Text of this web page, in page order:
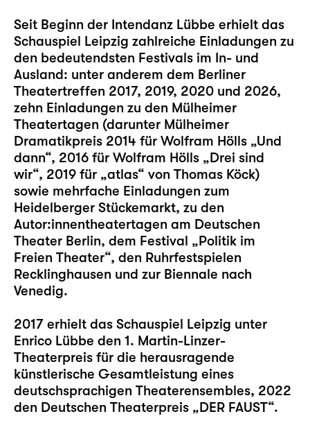
Seit Beginn der Intendanz Lübbe erhielt das
Schauspiel Leipzig zahlreiche Einladungen zu
den bedeutendsten Festivals im In- und
Ausland: unter anderem dem Berliner
Theatertreffen 2017, 2019, 2020 und 2026,
zehn Einladungen zu den Mülheimer
Theatertagen (darunter Mülheimer
Dramatikpreis 2014 für Wolfram Hölls „Und
dann“, 2016 für Wolfram Hölls „Drei sind
wir“, 2019 für „atlas“ von Thomas Köck)
sowie mehrfache Einladungen zum
Heidelberger Stückemarkt, zu den
Autor:innentheatertagen am Deutschen
Theater Berlin, dem Festival „Politik im
Freien Theater“, den Ruhrfestspielen
Recklinghausen und zur Biennale nach
Venedig.
2017 erhielt das Schauspiel Leipzig unter
Enrico Lübbe den 1. Martin-Linzer-
Theaterpreis für die herausragende
künstlerische Gesamtleistung eines
deutschsprachigen Theaterensembles, 2022
den Deutschen Theaterpreis „DER FAUST“.